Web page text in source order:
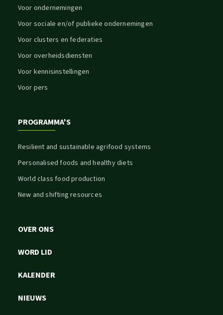
Voor ondernemingen
Voor sociale en/of publieke ondernemingen
Voor clusters en federaties
Voor overheidsdiensten
Voor kennisinstellingen
Voor pers
PROGRAMMA'S
Resilient and sustainable agrifood systems
Personalised foods and healthy diets
World class food production
New and shifting resources
OVER ONS
WORD LID
KALENDER
NIEUWS